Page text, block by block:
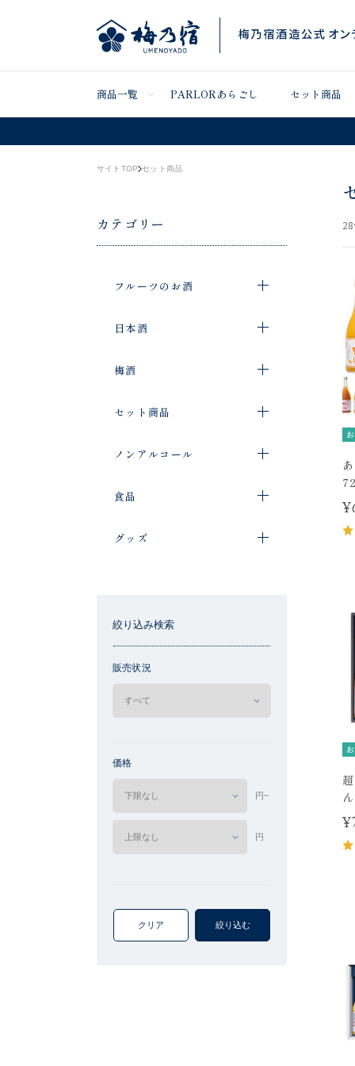
商品一覧 PARLORあらごし セット商品
サイトTOP セット商品
カテゴリー
フルーツのお酒
日本酒
梅酒
セット商品
ノンアルコール
食品
グッズ
絞り込み検索
販売状況
価格
円~
円
クリア 絞り込む
28